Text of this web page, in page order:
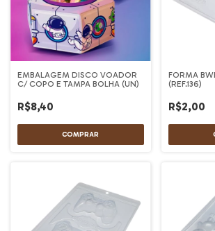
EMBALAGEM DISCO VOADOR
C/ COPO E TAMPA BOLHA (UN)
R$8,40
FORMA
(REF.136)
R$2,00